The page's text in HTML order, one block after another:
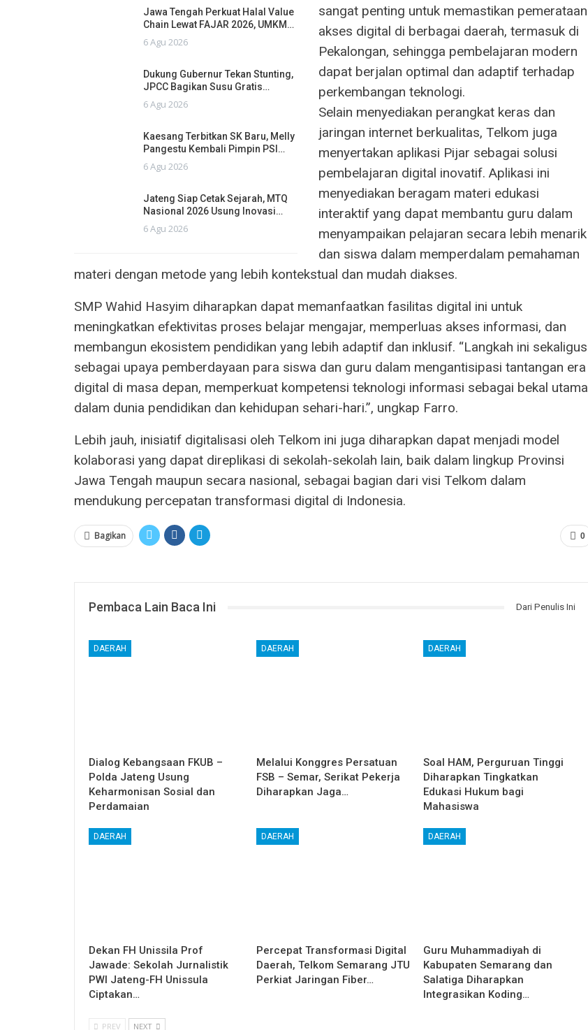
Jawa Tengah Perkuat Halal Value
Chain Lewat FAJAR 2026, UMKM…
6 Agu 2026
Dukung Gubernur Tekan Stunting,
JPCC Bagikan Susu Gratis…
6 Agu 2026
Kaesang Terbitkan SK Baru, Melly
Pangestu Kembali Pimpin PSI…
6 Agu 2026
Jateng Siap Cetak Sejarah, MTQ
Nasional 2026 Usung Inovasi…
6 Agu 2026
sangat penting untuk memastikan pemerataan
akses digital di berbagai daerah, termasuk di
Pekalongan, sehingga pembelajaran modern
dapat berjalan optimal dan adaptif terhadap
perkembangan teknologi.
Selain menyediakan perangkat keras dan
jaringan internet berkualitas, Telkom juga
menyertakan aplikasi Pijar sebagai solusi
pembelajaran digital inovatif. Aplikasi ini
menyediakan beragam materi edukasi
interaktif yang dapat membantu guru dalam
menyampaikan pelajaran secara lebih menarik
dan siswa dalam memperdalam pemahaman
materi dengan metode yang lebih kontekstual dan mudah diakses.
SMP Wahid Hasyim diharapkan dapat memanfaatkan fasilitas digital ini untuk
meningkatkan efektivitas proses belajar mengajar, memperluas akses informasi, dan
membangun ekosistem pendidikan yang lebih adaptif dan inklusif. “Langkah ini sekaligus
sebagai upaya pemberdayaan para siswa dan guru dalam mengantisipasi tantangan era
digital di masa depan, memperkuat kompetensi teknologi informasi sebagai bekal utama
dalam dunia pendidikan dan kehidupan sehari-hari.”, ungkap Farro.
Lebih jauh, inisiatif digitalisasi oleh Telkom ini juga diharapkan dapat menjadi model
kolaborasi yang dapat direplikasi di sekolah-sekolah lain, baik dalam lingkup Provinsi
Jawa Tengah maupun secara nasional, sebagai bagian dari visi Telkom dalam
mendukung percepatan transformasi digital di Indonesia.
0
Bagikan
Pembaca Lain Baca Ini Dari Penulis Ini
DAERAH
Dialog Kebangsaan FKUB –
Polda Jateng Usung
Keharmonisan Sosial dan
Perdamaian
DAERAH
Melalui Konggres Persatuan
FSB – Semar, Serikat Pekerja
Diharapkan Jaga…
DAERAH
Soal HAM, Perguruan Tinggi
Diharapkan Tingkatkan
Edukasi Hukum bagi
Mahasiswa
DAERAH
Dekan FH Unissila Prof
Jawade: Sekolah Jurnalistik
PWI Jateng-FH Unissula
Ciptakan…
DAERAH
Percepat Transformasi Digital
Daerah, Telkom Semarang JTU
Perkiat Jaringan Fiber…
DAERAH
Guru Muhammadiyah di
Kabupaten Semarang dan
Salatiga Diharapkan
Integrasikan Koding…
PREV NEXT